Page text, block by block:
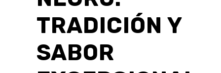
TRADICIÓN Y
SABOR